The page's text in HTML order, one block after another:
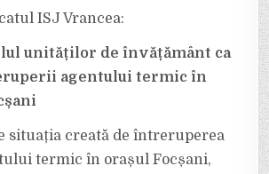
ISJ Vrancea:
unităților de învățământ ca
agentului termic în
situația creată de întreruperea
termic în orașul Focșani,